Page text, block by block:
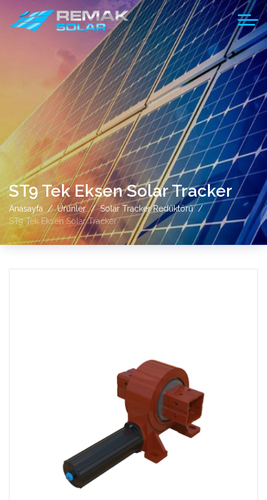
ST9 Tek Eksen Solar Tracker
Anasayfa Ürünler
Solar Tracker Redüktörü
ST9 Tek Eksen Solar Tracker